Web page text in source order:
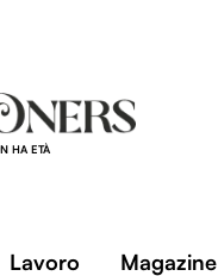
HA ETÀ
Lavoro Magazine